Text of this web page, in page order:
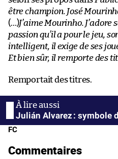
être champion. José
(…)J’aime Mourinho. J’adore
passion qu’il a pour le jeu,
intelligent, il exige de ses
Et bien sûr, il remporte des
Remportait des titres.
Julián Alvarez : symbole
FC
Commentaires